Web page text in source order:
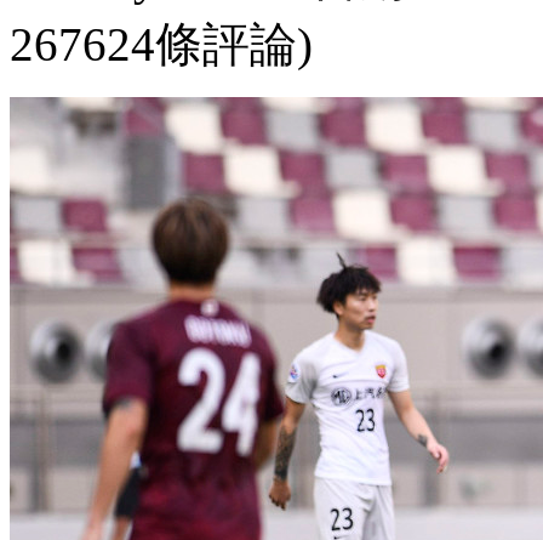
267624條評論)